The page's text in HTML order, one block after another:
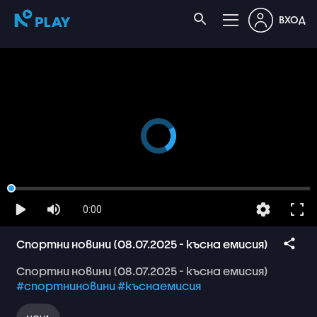
ВХОД
0:00
Спортни новини (08.07.2025 - късна емисия)
Спортни новини (08.07.2025 - късна емисия)
#спортниновини#къснаемисия